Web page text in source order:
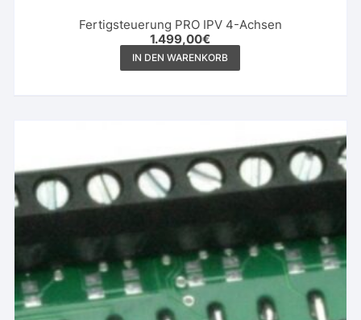
Fertigsteuerung PRO IPV 4-Achsen
1.499,00€
IN DEN WARENKORB